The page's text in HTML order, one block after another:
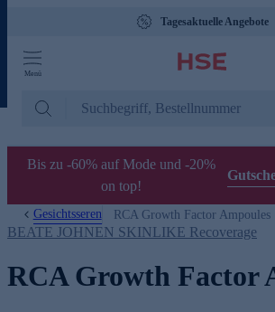
Tagesaktuelle Angebote
Menü
Bis zu -60% auf Mode und -20%
on top!
Gesichtsseren RCA Growth Factor Ampoules
BEATE JOHNEN SKINLIKE Recoverage
RCA Growth Factor